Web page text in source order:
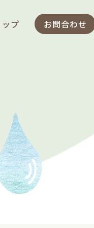
プ お問合わせ